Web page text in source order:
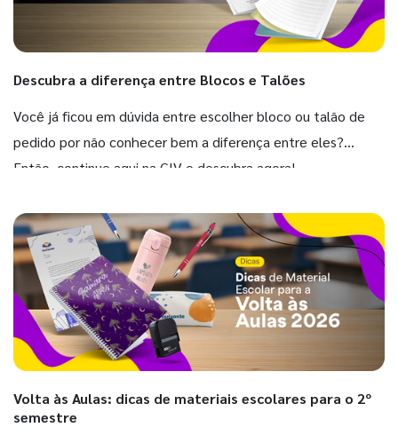
Descubra a diferença entre Blocos e Talões
Você já ficou em dúvida entre escolher bloco ou talão de
pedido por não conhecer bem a diferença entre eles?
Então, continue aqui na GIV e descubra agora!
Volta às Aulas: dicas de materiais escolares para o 2º
semestre